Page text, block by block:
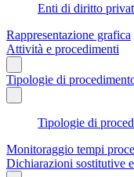
Enti di diritto
Rappresentazione grafica
Attività e procedimenti
Tipologie di
Tipologie di
Monitoraggio tempi
Dichiarazioni sostitutive